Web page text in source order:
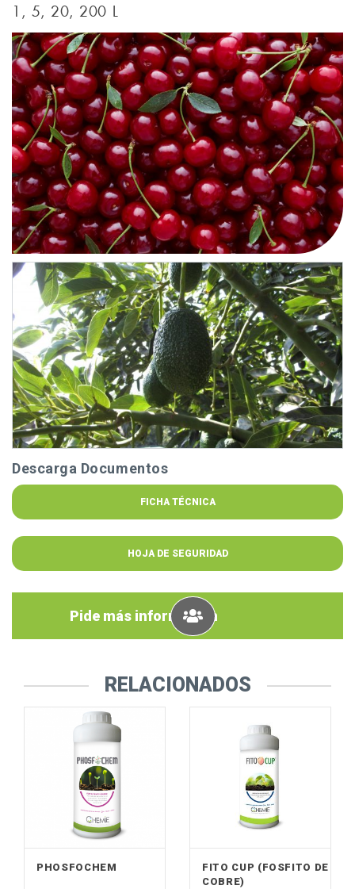
1, 5, 20, 200 L
Descarga Documentos
FICHA TÉCNICA
HOJA DE SEGURIDAD
Pide más información
RELACIONADOS
PHOSFOCHEM
FITO CUP (FOSFITO DE
COBRE)